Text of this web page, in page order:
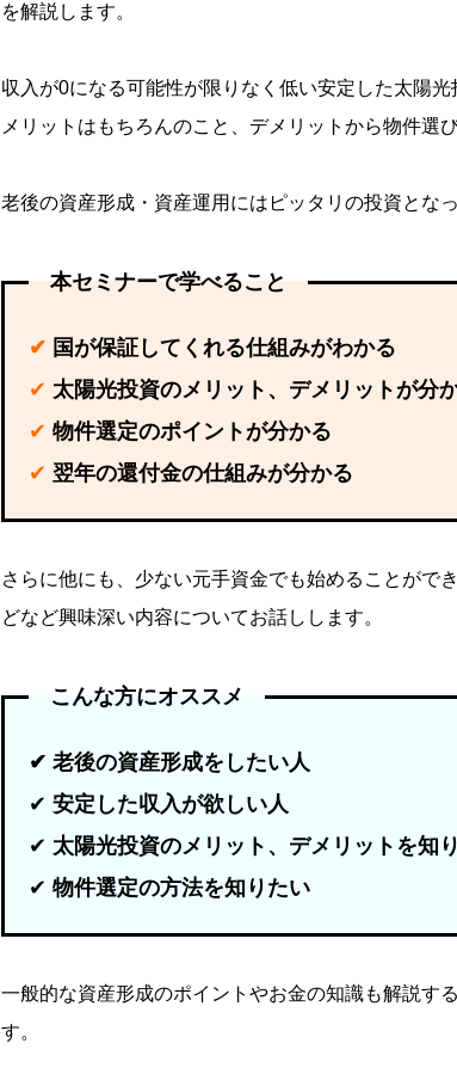
を解説します。
収入が0になる可能性が限りなく低い安定した太陽
メリットはもちろんのこと、デメリットから物件選
老後の資産形成・資産運用にはピッタリの投資となっ
本セミナーで学べること
✔ 国が保証してくれる仕組みがわかる
✔ 太陽光投資のメリット、デメリットが分
✔ 物件選定のポイントが分かる
✔ 翌年の還付金の仕組みが分かる
さらに他にも、少ない元手資金でも始めることが
どなど興味深い内容についてお話しします。
こんな方にオススメ
✔ 老後の資産形成をしたい人
✔ 安定した収入が欲しい人
✔ 太陽光投資のメリット、デメリットを知
✔ 物件選定の方法を知りたい
一般的な資産形成のポイントやお金の知識も解説す
す。